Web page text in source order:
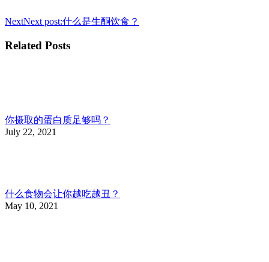
NextNext post:什么是生酮饮食？
Related Posts
你摄取的蛋白质足够吗？
July 22, 2021
什么食物会让你越吃越丑？
May 10, 2021